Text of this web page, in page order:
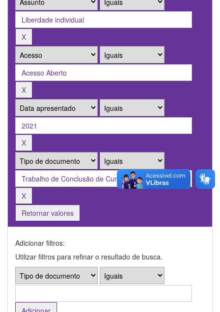
Retornar valores
Adicionar filtros:
Utilizar filtros para refinar o resultado de busca.